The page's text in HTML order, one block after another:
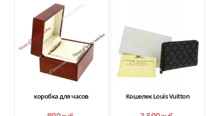
коробка для часов Кошелек Louis Vuitton